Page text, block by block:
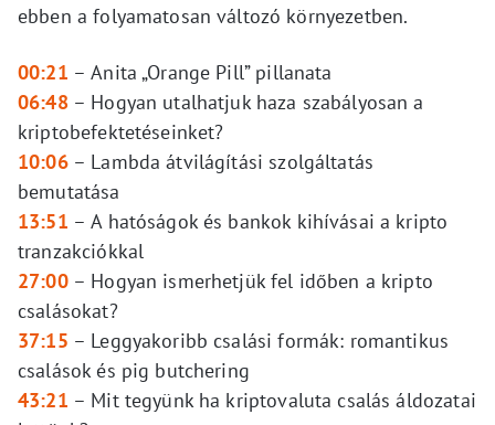
ebben a folyamatosan változó környezetben.
00:21 –Anita „Orange Pill” pillanata
06:48 – Hogyan utalhatjuk haza szabályosan a
kriptobefektetéseinket?
10:06– Lambda átvilágítási szolgáltatás
bemutatása
13:51 –A hatóságok és bankok kihívásai a kripto
tranzakciókkal
27:00– Hogyan ismerhetjük fel időben a kripto
csalásokat?
37:15 – Leggyakoribb csalási formák: romantikus
csalások és pig butchering
43:21 – Mit tegyünk ha kriptovaluta csalás áldozatai